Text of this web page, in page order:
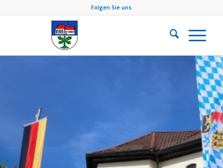
Folgen Sie uns